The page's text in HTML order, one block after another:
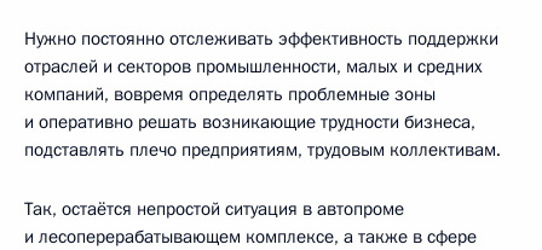
Нужно постоянно отслеживать эффективность поддержки
отраслей и секторов промышленности, малых и средних
компаний, вовремя определять проблемные зоны
и оперативно решать возникающие трудности бизнеса,
подставлять плечо предприятиям, трудовым коллективам.
Так, остаётся непростой ситуация в автопроме
и лесоперерабатывающем комплексе, а также в сфере